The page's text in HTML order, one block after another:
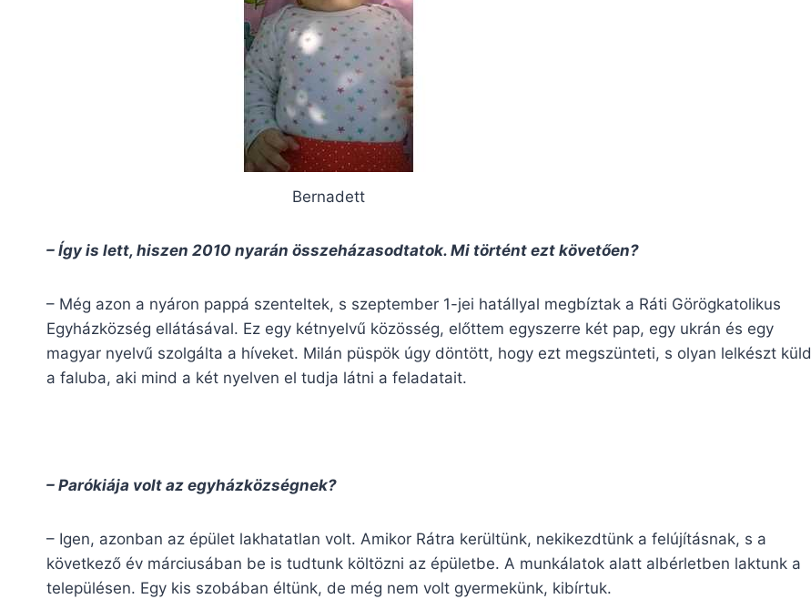
Bernadett
– Így is lett, hiszen 2010 nyarán összeházasodtatok. Mi történt ezt követően?
– Még azon a nyáron pappá szenteltek, s szeptember 1-jei hatállyal megbíztak a Ráti Görögkatolikus
Egyházközség ellátásával. Ez egy kétnyelvű közösség, előttem egyszerre két pap, egy ukrán és egy
magyar nyelvű szolgálta a híveket. Milán püspök úgy döntött, hogy ezt megszünteti, s olyan lelkészt küld
a faluba, aki mind a két nyelven el tudja látni a feladatait.
– Parókiája volt az egyházközségnek?
– Igen, azonban az épület lakhatatlan volt. Amikor Rátra kerültünk, nekikezdtünk a felújításnak, s a
következő év márciusában be is tudtunk költözni az épületbe. A munkálatok alatt albérletben laktunk a
településen. Egy kis szobában éltünk, de még nem volt gyermekünk, kibírtuk.